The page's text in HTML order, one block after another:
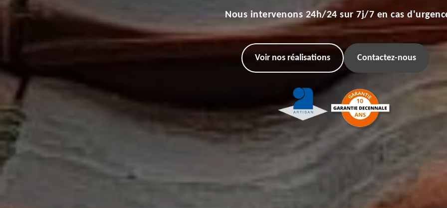
Nous intervenons 24h/24 sur 7j/7 en cas
Voir nos réalisations Contactez-nous